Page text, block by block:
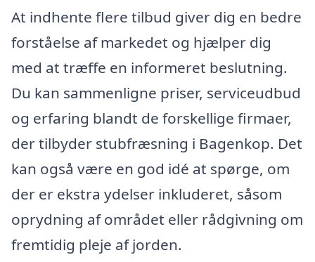
At indhente flere tilbud giver dig en bedre
forståelse af markedet og hjælper dig
med at træffe en informeret beslutning.
Du kan sammenligne priser, serviceudbud
og erfaring blandt de forskellige firmaer,
der tilbyder stubfræsning i Bagenkop. Det
kan også være en god idé at spørge, om
der er ekstra ydelser inkluderet, såsom
oprydning af området eller rådgivning om
fremtidig pleje af jorden.